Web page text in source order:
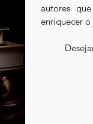
autores
enriquecer